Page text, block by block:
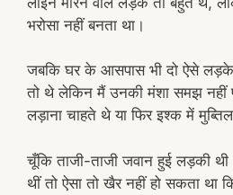
भरोसा नहीं बनता था।
जबकि घर के आसपास भी दो ऐसे
तो थे लेकिन मैं उनकी मंशा समझ नहीं
लड़ाना चाहते थे या फिर इश्क में
चूँकि ताजी-ताजी जवान हुई लड़की
थीं तो ऐसा तो खैर नहीं हो सकता था